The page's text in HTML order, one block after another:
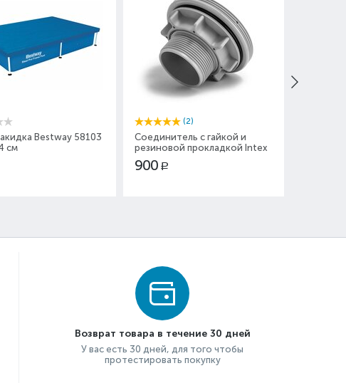
Bestway 58103
см
(2)
Соединитель с гайкой и
резиновой прокладкой Intex
11236
900 Р
Возврат товара в течение 30 дней
У вас есть 30 дней, для того чтобы
протестировать покупку